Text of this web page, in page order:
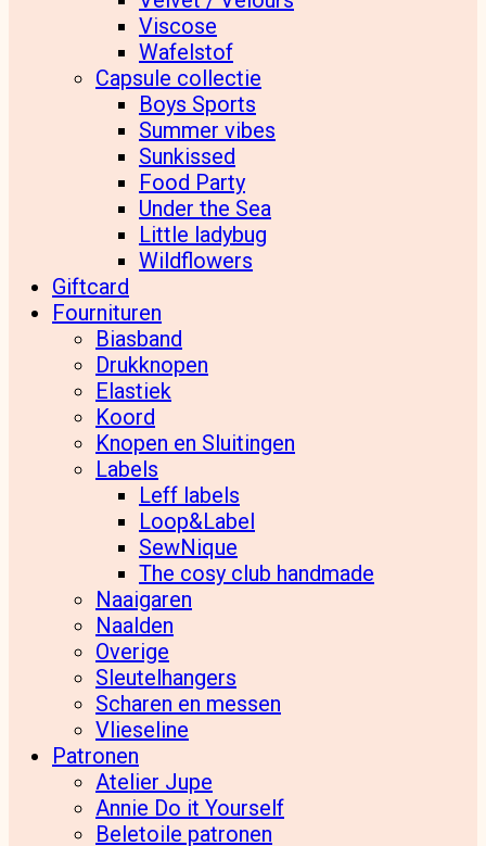
Viscose
Wafelstof
Capsule collectie
Boys Sports
Summer vibes
Sunkissed
Food Party
Under the Sea
Little ladybug
Wildflowers
Giftcard
Fournituren
Biasband
Drukknopen
Elastiek
Koord
Knopen en Sluitingen
Labels
Leff labels
Loop&Label
SewNique
The cosy club handmade
Naaigaren
Naalden
Overige
Sleutelhangers
Scharen en messen
Vlieseline
Patronen
Atelier Jupe
Annie Do it Yourself
Beletoile patronen